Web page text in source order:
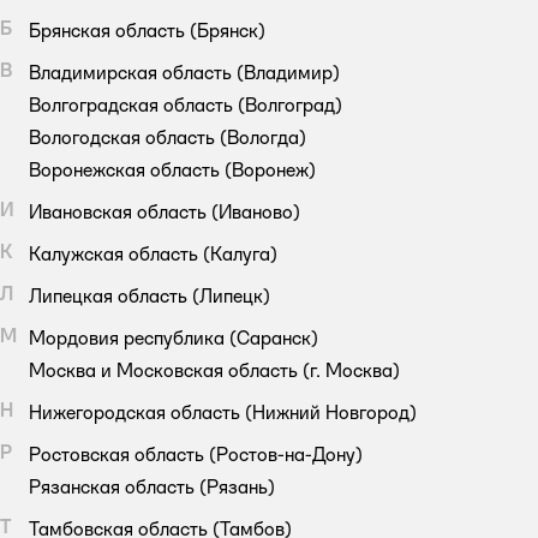
Б Брянская область (Брянск)
В
Владимирская область (Владимир)
Волгоградская область (Волгоград)
Вологодская область (Вологда)
Воронежская область (Воронеж)
И
Ивановская область (Иваново)
К
Калужская область (Калуга)
Л
Липецкая область (Липецк)
М
Мордовия республика (Саранск)
Москва и Московская область (г. Москва)
Н
Нижегородская область (Нижний Новгород)
Р
Ростовская область (Ростов-на-Дону)
Рязанская область (Рязань)
Т
Тамбовская область (Тамбов)